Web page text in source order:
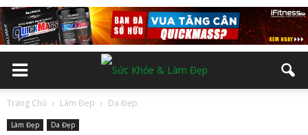
Trang Chủ Làm Đẹp Da Đẹp
Làm Đẹp Da Đẹp